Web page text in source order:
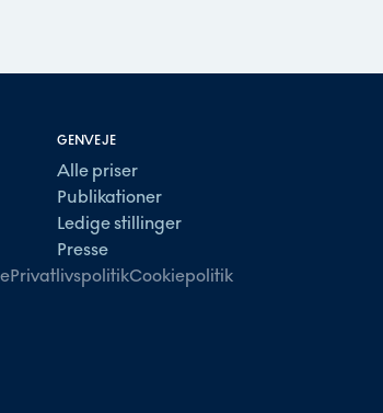
GENVEJE
Alle priser
Publikationer
Ledige stillinger
Presse
PrivatlivspolitikCookiepolitik